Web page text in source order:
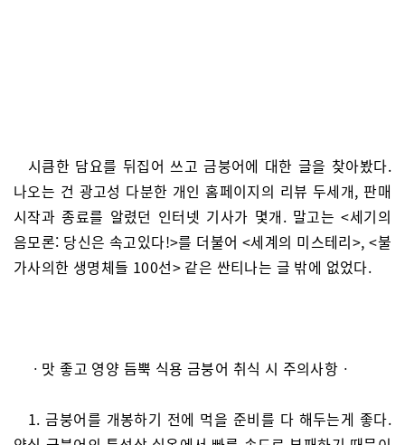
시큼한 담요를 뒤집어 쓰고 금붕어에 대한 글을 찾아봤다.
나오는 건 광고성 다분한 개인 홈페이지의 리뷰 두세개, 판매
시작과 종료를 알렸던 인터넷 기사가 몇개. 말고는 <세기의
음모론: 당신은 속고있다!>를 더불어 <세계의 미스테리>, <불
가사의한 생명체들 100선> 같은 싼티나는 글 밖에 없었다.
ㆍ맛 좋고 영양 듬뿍 식용 금붕어 취식 시 주의사항ㆍ
1. 금붕어를 개봉하기 전에 먹을 준비를 다 해두는게 좋다.